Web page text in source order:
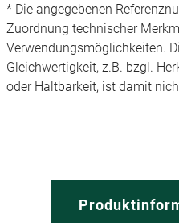
* Die angegebenen
Zuordnung technischer
Verwendungsmöglichkeiten.
Gleichwertigkeit, z.B. bzgl.
oder Haltbarkeit, ist damit